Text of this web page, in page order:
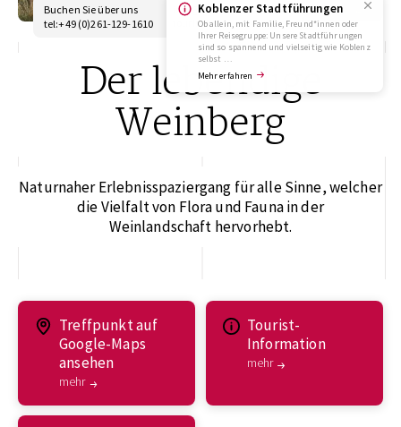
Koblenzer Stadtführungen
Ob allein, mit Familie, Freund*innen oder
Ihrer Reisegruppe: Unsere Stadtführungen
sind so spannend und vielseitig wie Koblenz
selbst …
Mehr erfahren
Buchen Sie über uns
tel:+49 (0)261-129-1610
info@koblenz-
touristik.de
Der lebendige
Weinberg
Naturnaher Erlebnisspaziergang für alle Sinne, welcher
die Vielfalt von Flora und Fauna in der
Weinlandschaft hervorhebt.
Treffpunkt auf
Google-Maps
ansehen
mehr
Tourist-
Information
mehr